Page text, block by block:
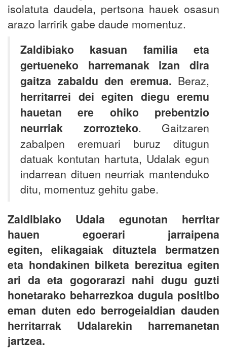
isolatuta daudela, pertsona hauek osasun
arazo larririk gabe daude momentuz.
Zaldibiako kasuan familia eta
gertueneko harremanak izan dira
gaitza zabaldu den eremua. Beraz,
herritarrei dei egiten diegu eremu
hauetan ere ohiko prebentzio
neurriak zorrozteko. Gaitzaren
zabalpen eremuari buruz ditugun
datuak kontutan hartuta, Udalak egun
indarrean dituen neurriak mantenduko
ditu, momentuz gehitu gabe.
Zaldibiako Udala egunotan herritar
hauen egoerari jarraipena
egiten, elikagaiak dituztela bermatzen
eta hondakinen bilketa berezitua egiten
ari da eta gogorarazi nahi dugu guzti
honetarako beharrezkoa dugula positibo
eman duten edo berrogeialdian dauden
herritarrak Udalarekin harremanetan
jartzea.